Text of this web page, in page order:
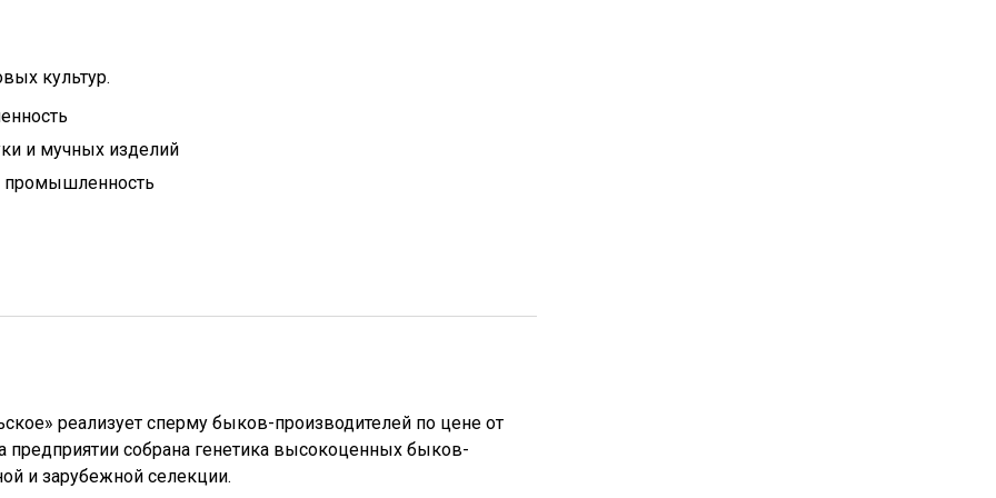
культур.
и мучных изделий
реализует сперму быков-производителей по цене от
предприятии собрана генетика высокоценных быков-
и зарубежной селекции.